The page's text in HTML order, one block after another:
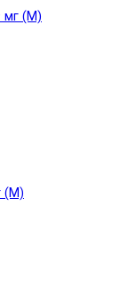
мг (М)
(М)